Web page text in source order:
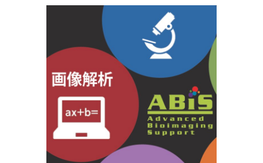
アクセス Access